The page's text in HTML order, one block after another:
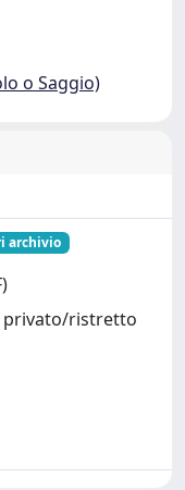
o Saggio)
archivio
privato/ristretto